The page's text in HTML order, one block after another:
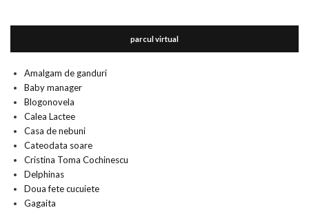
parcul virtual
Amalgam de ganduri
Baby manager
Blogonovela
Calea Lactee
Casa de nebuni
Cateodata soare
Cristina Toma Cochinescu
Delphinas
Doua fete cucuiete
Gagaita